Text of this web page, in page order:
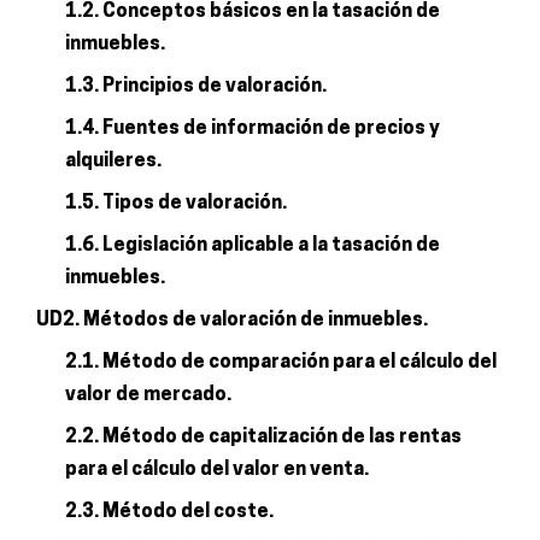
1.2. Conceptos básicos en la tasación de
inmuebles.
1.3. Principios de valoración.
1.4. Fuentes de información de precios y
alquileres.
1.5. Tipos de valoración.
1.6. Legislación aplicable a la tasación de
inmuebles.
UD2. Métodos de valoración de inmuebles.
2.1. Método de comparación para el cálculo del
valor de mercado.
2.2. Método de capitalización de las rentas
para el cálculo del valor en venta.
2.3. Método del coste.